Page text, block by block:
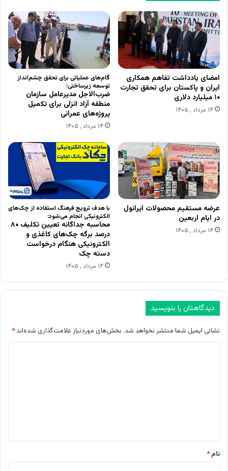
امضای یادداشت تفاهم همکاری
ایران و پاکستان برای تحقق تجارت
۱۰ میلیارد دلاری
۱۴ مرداد , ۱۴۰۵
گام‌های عملیاتی برای تحقق چشم‌انداز
توسعه زیرساختی؛
ضرب‌الاجل مدیرعامل سازمان
منطقه آزاد انزلی برای تکمیل
پروژه‌های عمرانی
۱۴ مرداد , ۱۴۰۵
عرضه مستقیم محصولات ایرانول
در ایام اربعین
۱۴ مرداد , ۱۴۰۵
با هدف ترویج فرهنگ استفاده از چک‌های
الکترونیکی انجام می‌شود:
محاسبه جداگانه تعیین تکلیف ۸۰
درصد برگه چک‌های کاغذی و
الکترونیکی هنگام درخواست
دسته چک
۱۴ مرداد , ۱۴۰۵
دیدگاهتان را بنویسید
نشانی ایمیل شما منتشر نخواهد شد. بخش‌های موردنیاز علامت‌گذاری شده‌اند *
*
نام *